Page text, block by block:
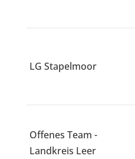
LG Stapelmoor
Offenes Team -
Landkreis Leer